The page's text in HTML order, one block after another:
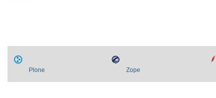
Plone Zope